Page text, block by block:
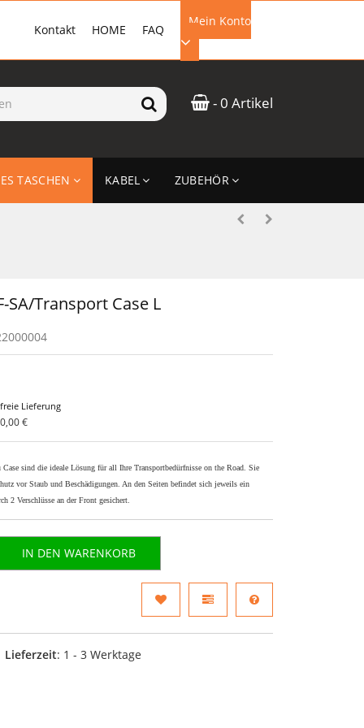
Mein Konto
EMAIL-ADRESSE
ANMELDEN
FAQ
HOME
Kontakt
- 0 Artikel
TASCHEN KABEL ZUBEHÖR
SA/Transport Case L
Lieferung
€
Case sind die ideale Lösung für all Ihre Transportbedürfnisse on the Road. Sie
vor Staub und Beschädigungen. An den Seiten befindet sich jeweils ein
2 Verschlüsse an der Front gesichert.
IN DEN WARENKORB
Lieferzeit: 1 - 3 Werktage